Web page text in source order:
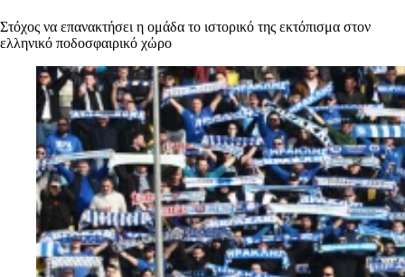
Στόχος να επανακτήσει η ομάδα το ιστορικό της εκτόπισμα στον
ελληνικό ποδοσφαιρικό χώρο